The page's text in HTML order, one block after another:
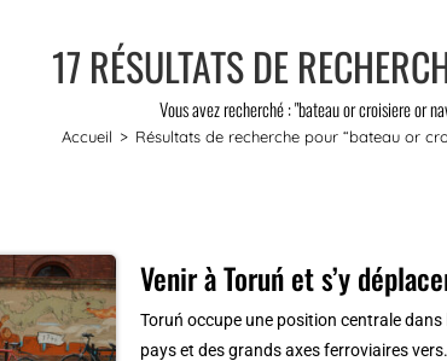
17 RÉSULTATS DE
Vous avez recherché : "bateau or croisiere or
Accueil > Résultats de recherche pour“bateau or
Venir à Toruń et s’y
Toruń occupe une position centrale
pays et des grands axes ferroviaires